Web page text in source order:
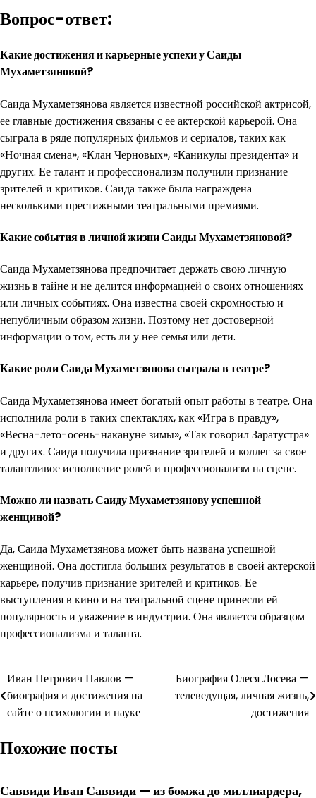
Вопрос-ответ:
Какие достижения и карьерные успехи у Саиды
Мухаметзяновой?
Саида Мухаметзянова является известной российской актрисой,
ее главные достижения связаны с ее актерской карьерой. Она
сыграла в ряде популярных фильмов и сериалов, таких как
«Ночная смена», «Клан Черновых», «Каникулы президента» и
других. Ее талант и профессионализм получили признание
зрителей и критиков. Саида также была награждена
несколькими престижными театральными премиями.
Какие события в личной жизни Саиды Мухаметзяновой?
Саида Мухаметзянова предпочитает держать свою личную
жизнь в тайне и не делится информацией о своих отношениях
или личных событиях. Она известна своей скромностью и
непубличным образом жизни. Поэтому нет достоверной
информации о том, есть ли у нее семья или дети.
Какие роли Саида Мухаметзянова сыграла в театре?
Саида Мухаметзянова имеет богатый опыт работы в театре. Она
исполнила роли в таких спектаклях, как «Игра в правду»,
«Весна-лето-осень-накануне зимы», «Так говорил Заратустра»
и других. Саида получила признание зрителей и коллег за свое
талантливое исполнение ролей и профессионализм на сцене.
Можно ли назвать Саиду Мухаметзянову успешной
женщиной?
Да, Саида Мухаметзянова может быть названа успешной
женщиной. Она достигла больших результатов в своей актерской
карьере, получив признание зрителей и критиков. Ее
выступления в кино и на театральной сцене принесли ей
популярность и уважение в индустрии. Она является образцом
профессионализма и таланта.
Навигация
по
Иван Петрович Павлов —
биография и достижения на
сайте о психологии и науке
Биография Олеся Лосева —
телеведущая, личная жизнь,
достижения
Похожие посты
Саввиди Иван Саввиди — из бомжа до миллиардера,